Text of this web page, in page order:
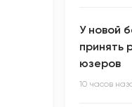
У новой
принять
юзеров
10 часов